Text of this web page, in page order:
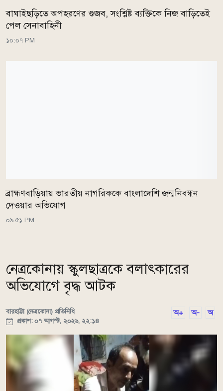
বাঘাইছড়িতে অপহরণের গুজব, সংশ্লিষ্ট ব্যক্তিকে নিজ বাড়িতেই
পেল সেনাবাহিনী
১০:০৭ PM
ব্রাহ্মণবাড়িয়ায় ভারতীয় নাগরিককে বাংলাদেশি জন্মনিবন্ধন
দেওয়ার অভিযোগ
০৯:৫১ PM
নেত্রকোনায় স্কুলছাত্রকে বলাৎকারের
অভিযোগে বৃদ্ধ আটক
বারহাট্টা (নেত্রকোনা) প্রতিনিধি
প্রকাশ: ০৭ আগস্ট, ২০২৬, ২২:১৪
অ+ অ- অ